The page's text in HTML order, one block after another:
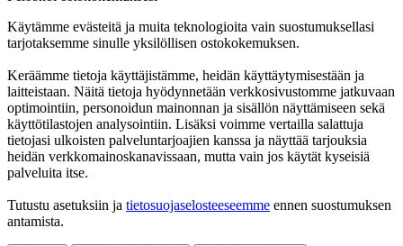
Käytämme evästeitä ja muita teknologioita vain suostumuksellasi
tarjotaksemme sinulle yksilöllisen ostokokemuksen.
Keräämme tietoja käyttäjistämme, heidän käyttäytymisestään ja
laitteistaan. Näitä tietoja hyödynnetään verkkosivustomme jatkuvaan
optimointiin, personoidun mainonnan ja sisällön näyttämiseen sekä
käyttötilastojen analysointiin. Lisäksi voimme vertailla salattuja
tietojasi ulkoisten palveluntarjoajien kanssa ja näyttää tarjouksia
heidän verkkomainoskanavissaan, mutta vain jos käytät kyseisiä
palveluita itse.
Tutustu asetuksiin ja tietosuojaselosteeseemme ennen suostumuksen
antamista.